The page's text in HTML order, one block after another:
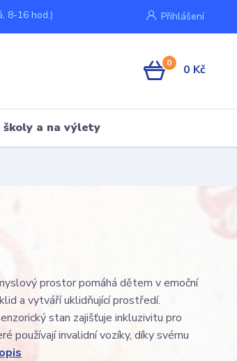
Přihlášení
8-16 hod.)
0 0 Kč
školy a na výlety
prostor pomáhá dětem v emoční
a vytváří uklidňující prostředí.
stan zajišťuje inkluzivitu pro
používají invalidní vozíky, díky svému